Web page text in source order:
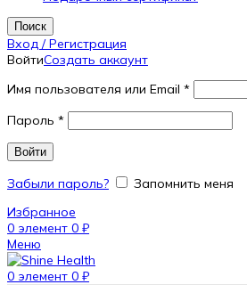
Поиск
Вход / Регистрация
ВойтиСоздать аккаунт
Имя пользователя или Email *
Пароль *
Войти
Забыли пароль?
Запомнить меня
Избранное
0 элемент 0 ₽
Меню
0 элемент 0 ₽